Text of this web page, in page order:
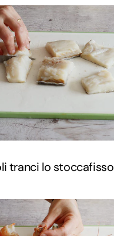
tranci lo stoccafisso